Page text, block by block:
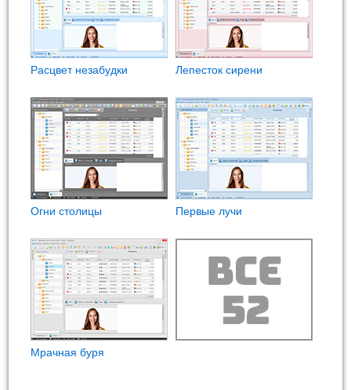
Расцвет незабудки Лепесток сирени
Огни столицы Первые лучи
Мрачная буря